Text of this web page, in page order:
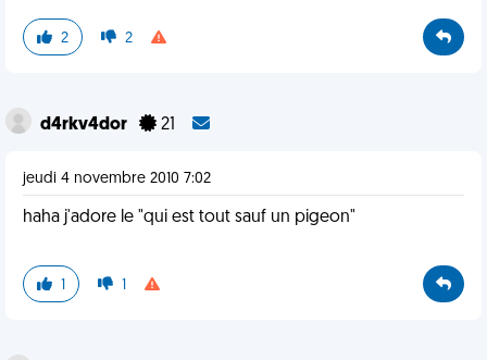
2 2
d4rkv4dor 21
jeudi 4 novembre 2010 7:02
haha j'adore le "qui est tout sauf un pigeon"
1 1